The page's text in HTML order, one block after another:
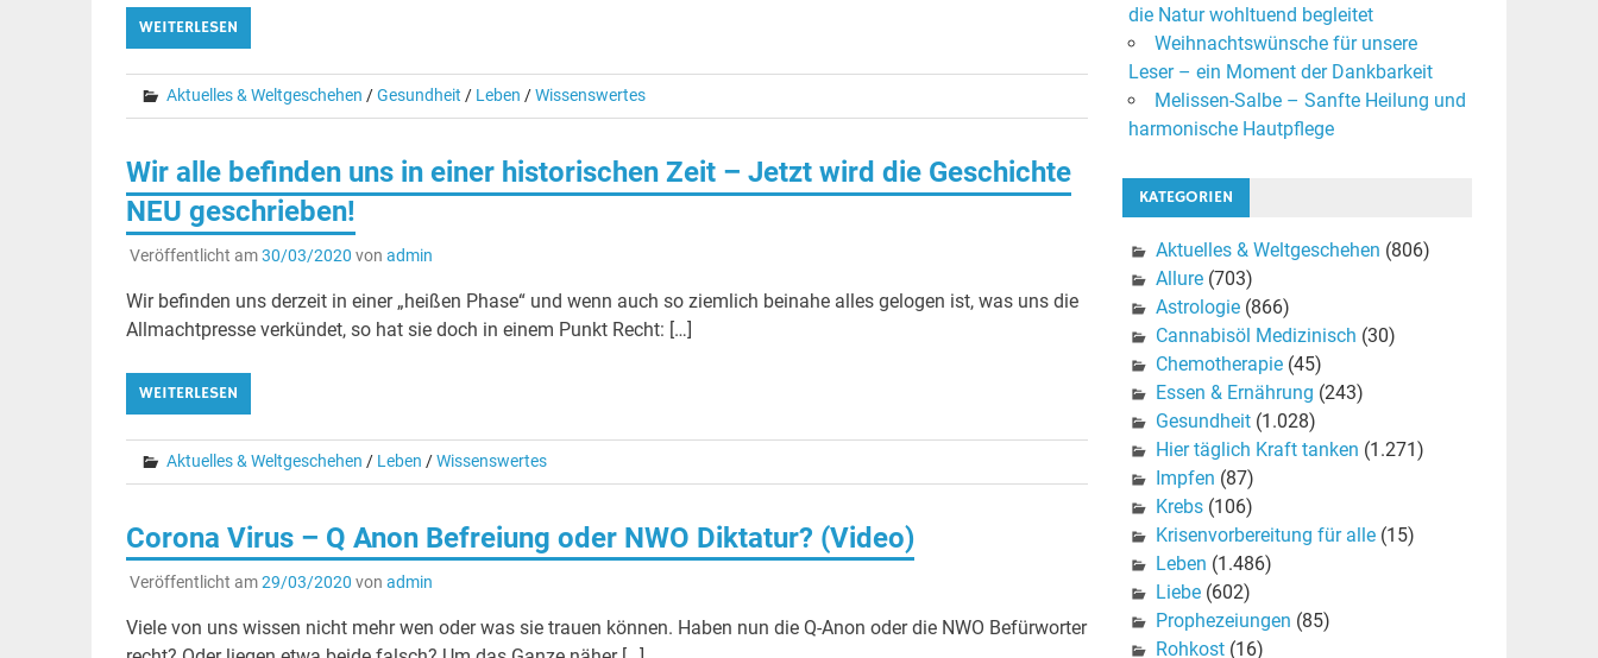
WEITERLESEN
Aktuelles & Weltgeschehen /Gesundheit / Leben /Wissenswertes
Wir alle befinden uns in einer historischen Zeit – Jetzt wird die Geschichte
NEU geschrieben!
Veröffentlicht am30/03/2020 von admin
Wir befinden uns derzeit in einer „heißen Phase“ und wenn auch so ziemlich beinahe alles gelogen ist, was uns die
Allmachtpresse verkündet, so hat sie doch in einem Punkt Recht: […]
WEITERLESEN
Aktuelles & Weltgeschehen / Leben /Wissenswertes
Corona Virus – Q Anon Befreiung oder NWO Diktatur? (Video)
Veröffentlicht am29/03/2020 von admin
Viele von uns wissen nicht mehr wen oder was sie trauen können. Haben nun die Q-Anon oder die NWO Befürworter
die Natur wohltuend begleitet
Weihnachtswünsche für unsere
Leser – ein Moment der Dankbarkeit
Melissen-Salbe – Sanfte Heilung und
harmonische Hautpflege
KATEGORIEN
Aktuelles & Weltgeschehen (806)
Allure(703)
Astrologie(866)
Cannabisöl Medizinisch (30)
Chemotherapie(45)
Essen & Ernährung (243)
Gesundheit(1.028)
Hier täglich Kraft tanken (1.271)
Impfen (87)
Krebs(106)
Krisenvorbereitung für alle(15)
Leben (1.486)
Liebe(602)
Prophezeiungen (85)
Rohkost(16)